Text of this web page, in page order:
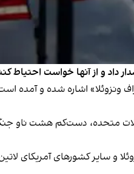
داد و از آنها خواست احتیاط
اطراف ونزوئلا» اشاره شده و
متحده، دست‌کم هشت ناو
و سایر کشورهای آمریکای